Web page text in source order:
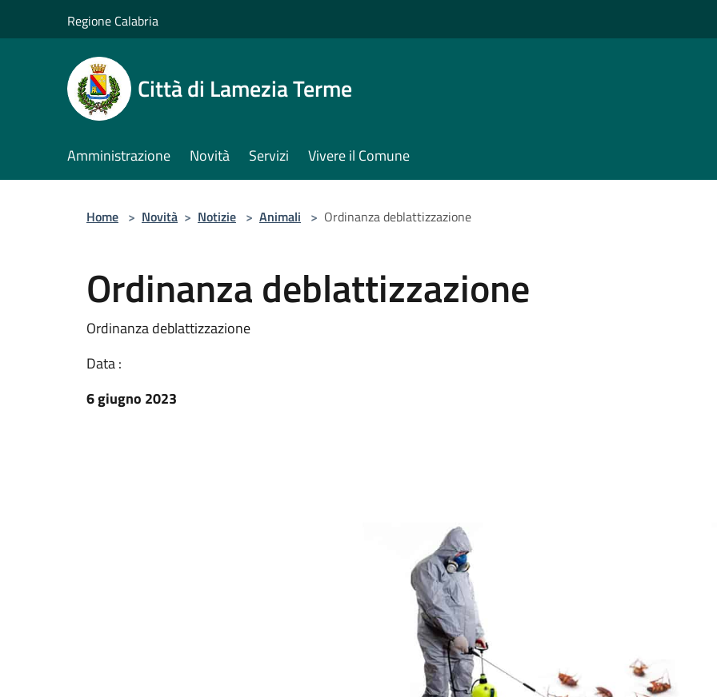
Regione Calabria
Città di Lamezia Terme
Amministrazione Novità Servizi Vivere il Comune
Home > Novità > Notizie > Animali > Ordinanza deblattizzazione
Ordinanza deblattizzazione
Ordinanza deblattizzazione
Data :
6 giugno 2023